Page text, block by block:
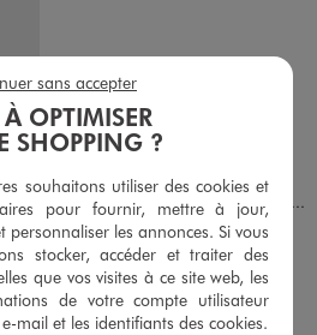
Disponible en 1 coloris
LULU CASTAGNETT
Casquette en toile denim avec motif ourson fille - LuluCastagnette
9,99 €
5/5 de moyenne
(6 avis)
AJOUTER AU PANIER
À OPTIMISER
SHOPPING ?
souhaitons utiliser des cookies et
pour fournir, mettre à jour,
personnaliser les annonces. Si vous
stocker, accéder et traiter des
que vos visites à ce site web, les
de votre compte utilisateur
mail et les identifiants des cookies.
sans accepter